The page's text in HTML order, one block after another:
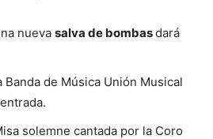
nueva salva de bombasdará
Banda de Música Unión Musical
solemne cantada por la Coro